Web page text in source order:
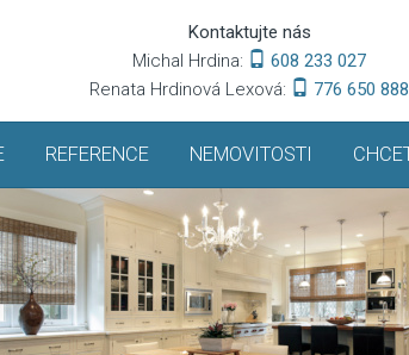
Kontaktujte nás
Michal Hrdina:
608 233 027
Renata Hrdinová Lexová:
776 650 888
REFERENCE NEMOVITOSTI